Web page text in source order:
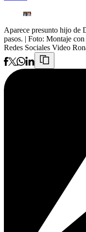
Aparece presunto hijo de
pasos. | Foto: Montaje con
Redes Sociales Video